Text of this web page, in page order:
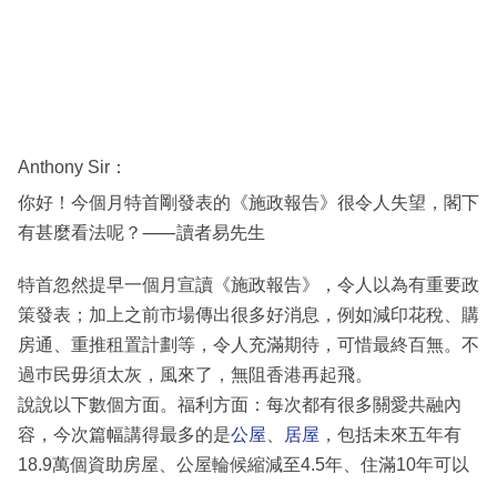
區
Anthony Sir：
你好！今個月特首剛發表的《施政報告》很令人失望，閣下
有甚麼看法呢？⸺讀者易先生
特首忽然提早一個月宣讀《施政報告》，令人以為有重要政
策發表；加上之前市場傳出很多好消息，例如減印花稅、購
房通、重推租置計劃等，令人充滿期待，可惜最終百無。不
過巿民毋須太灰，風來了，無阻香港再起飛。
說說以下數個方面。福利方面：每次都有很多關愛共融內
容，今次篇幅講得最多的是公屋 居屋 ，包括未來五年有
18.9萬個資助房屋、公屋輪候縮減至4.5年、住滿10年可以